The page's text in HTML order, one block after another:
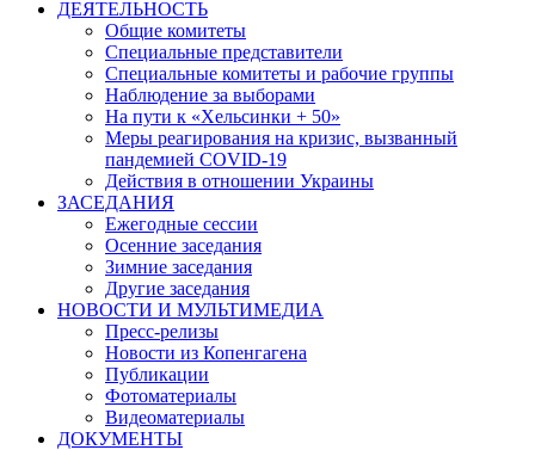
ДЕЯТЕЛЬНОСТЬ
Общие комитеты
Специальные представители
Специальные комитеты и рабочие группы
Наблюдение за выборами
На пути к «Хельсинки + 50»
Меры реагирования на кризис, вызванный
пандемией COVID-19
Действия в отношении Украины
ЗАСЕДАНИЯ
Ежегодные сессии
Осенние заседания
Зимние заседания
Другие заседания
НОВОСТИ И МУЛЬТИМЕДИА
Пресс-релизы
Новости из Копенгагена
Публикации
Фотоматериалы
Видеоматериалы
ДОКУМЕНТЫ